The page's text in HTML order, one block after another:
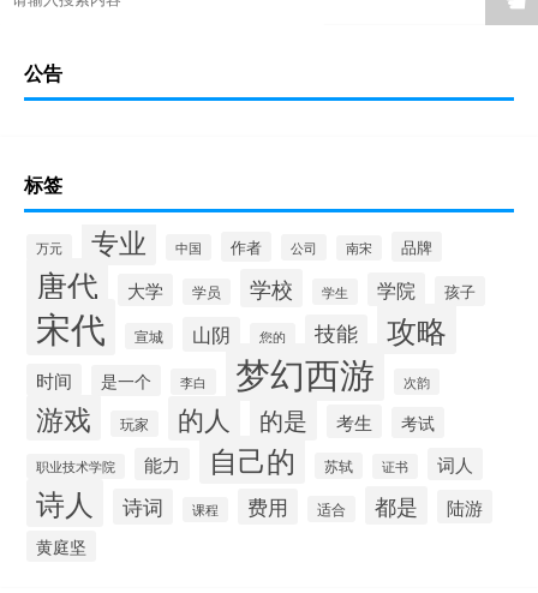
公告
标签
万元 专业 中国 作者 公司 南宋 品牌
唐代 大学 学员 学校 学生 学院 孩子
宋代 宣城 山阴 您的 技能 攻略
时间 是一个 李白 梦幻西游 次韵
游戏 玩家 的人 的是 考生 考试
职业技术学院 能力 自己的 苏轼 证书 词人
诗人 诗词 课程 费用 适合 都是 陆游
黄庭坚